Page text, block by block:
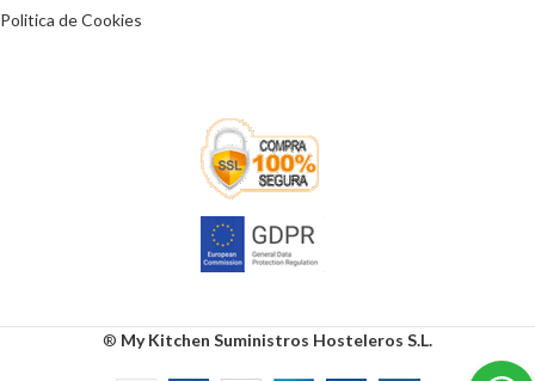
Politica de Cookies
® My Kitchen Suministros Hosteleros S.L.